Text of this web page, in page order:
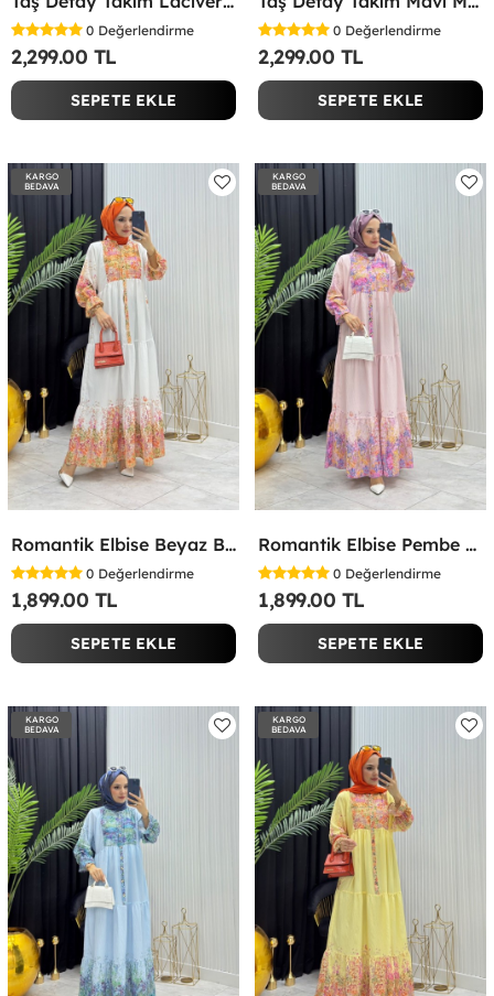
0 Değerlendirme
2,299.00 TL
SEPETE EKLE
0 Değerlendirme
2,299.00 TL
SEPETE EKLE
KARGO
BEDAVA
Romantik Elbise Beyaz Beyaz
0 Değerlendirme
1,899.00 TL
SEPETE EKLE
KARGO
BEDAVA
Romantik Elbise Pembe Pembe
0 Değerlendirme
1,899.00 TL
SEPETE EKLE
KARGO
BEDAVA
KARGO
BEDAVA